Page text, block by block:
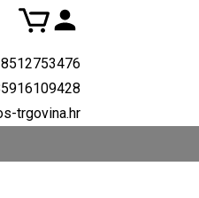
trgovina.hr